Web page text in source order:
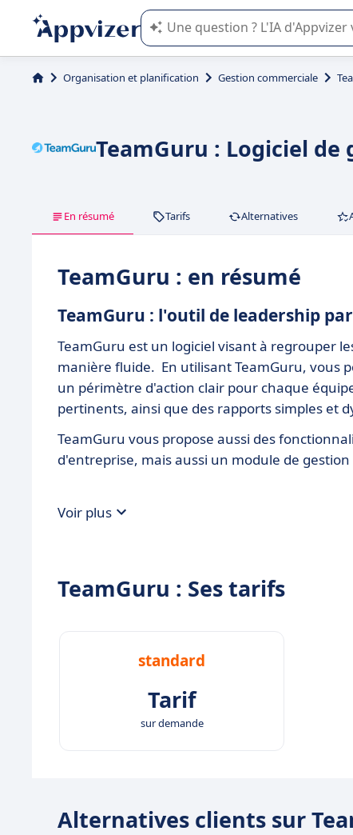
L'IA de Appvizer vous guide dans
Organisation et planification Gestion commerciale
TeamGuru : Logiciel
En résumé Tarifs Alternatives
TeamGuru : en résumé
TeamGuru : l'outil de leadership
TeamGuru est un logiciel visant à regrouper
manière fluide. En utilisant TeamGuru, vous
un périmètre d'action clair pour chaque
pertinents, ainsi que des rapports simples et
TeamGuru vous propose aussi des
d'entreprise, mais aussi un module de
Voir plus
TeamGuru : Ses tarifs
standard
Tarif
sur demande
Alternatives clients sur